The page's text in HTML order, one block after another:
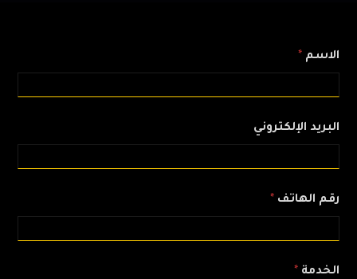
الاسم *
البريد الإلكتروني
رقم الهاتف *
الخدمة *